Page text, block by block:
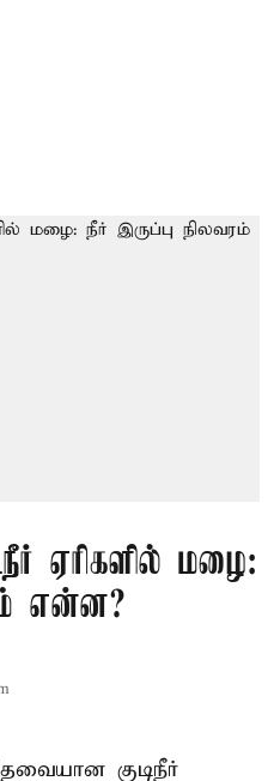
ஏரிகளில் மழை:
என்ன?
குடிநீர்